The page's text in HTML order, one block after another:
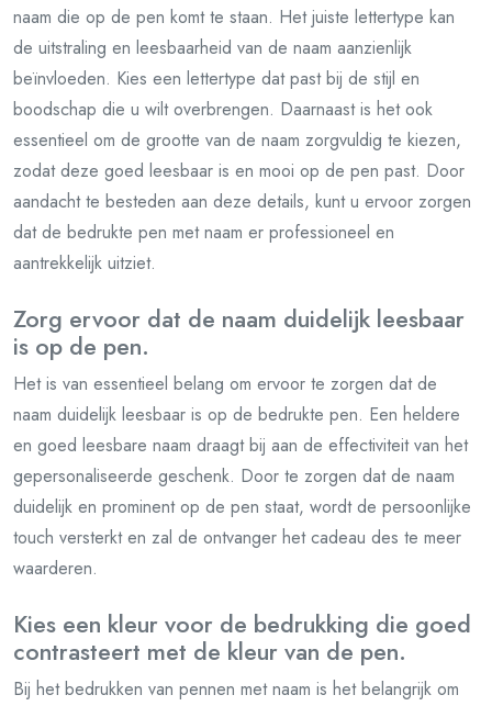
naam die op de pen komt te staan. Het juiste lettertype kan
de uitstraling en leesbaarheid van de naam aanzienlijk
beïnvloeden. Kies een lettertype dat past bij de stijl en
boodschap die u wilt overbrengen. Daarnaast is het ook
essentieel om de grootte van de naam zorgvuldig te kiezen,
zodat deze goed leesbaar is en mooi op de pen past. Door
aandacht te besteden aan deze details, kunt u ervoor zorgen
dat de bedrukte pen met naam er professioneel en
aantrekkelijk uitziet.
Zorg ervoor dat de naam duidelijk leesbaar
is op de pen.
Het is van essentieel belang om ervoor te zorgen dat de
naam duidelijk leesbaar is op de bedrukte pen. Een heldere
en goed leesbare naam draagt bij aan de effectiviteit van het
gepersonaliseerde geschenk. Door te zorgen dat de naam
duidelijk en prominent op de pen staat, wordt de persoonlijke
touch versterkt en zal de ontvanger het cadeau des te meer
waarderen.
Kies een kleur voor de bedrukking die goed
contrasteert met de kleur van de pen.
Bij het bedrukken van pennen met naam is het belangrijk om